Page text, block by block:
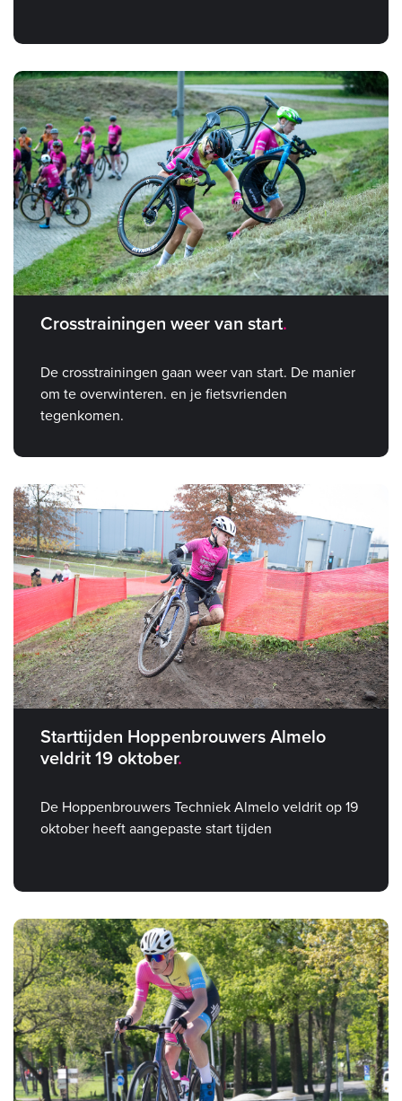
Crosstrainingen weer van start
De crosstrainingen gaan weer van start. De manier
om te overwinteren. en je fietsvrienden
tegenkomen.
Starttijden Hoppenbrouwers Almelo
veldrit 19 oktober
De Hoppenbrouwers Techniek Almelo veldrit op 19
oktober heeft aangepaste start tijden